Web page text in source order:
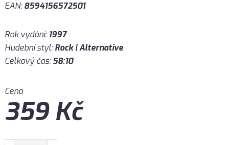
EAN:8594156572501
Rok vydání: 1997
Hudební styl:Rock | Alternative
Celkový čas:58:10
Cena
359Kč